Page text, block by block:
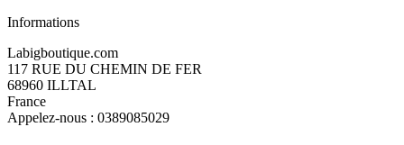
Informations
Labigboutique.com
117 RUE DU CHEMIN DE FER
68960 ILLTAL
France
Appelez-nous : 0389085029